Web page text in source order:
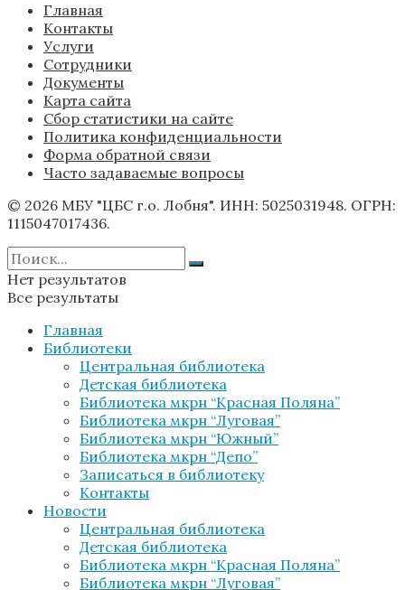
Главная
Контакты
Услуги
Сотрудники
Документы
Карта сайта
Сбор статистики на сайте
Политика конфиденциальности
Форма обратной связи
Часто задаваемые вопросы
© 2026 МБУ "ЦБС г.о. Лобня". ИНН: 5025031948. ОГРН:
1115047017436.
Нет результатов
Все результаты
Главная
Библиотеки
Центральная библиотека
Детская библиотека
Библиотека мкрн “Красная Поляна”
Библиотека мкрн “Луговая”
Библиотека мкрн “Южный”
Библиотека мкрн “Депо”
Записаться в библиотеку
Контакты
Новости
Центральная библиотека
Детская библиотека
Библиотека мкрн “Красная Поляна”
Библиотека мкрн “Луговая”